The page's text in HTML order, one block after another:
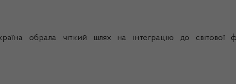
обрала чіткий шлях на інтеграцію до світової